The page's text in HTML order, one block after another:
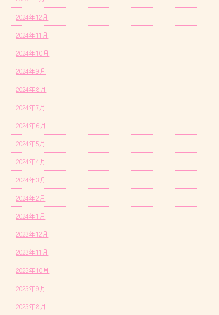
2024年12月
2024年11月
2024年10月
2024年9月
2024年8月
2024年7月
2024年6月
2024年5月
2024年4月
2024年3月
2024年2月
2024年1月
2023年12月
2023年11月
2023年10月
2023年9月
2023年8月